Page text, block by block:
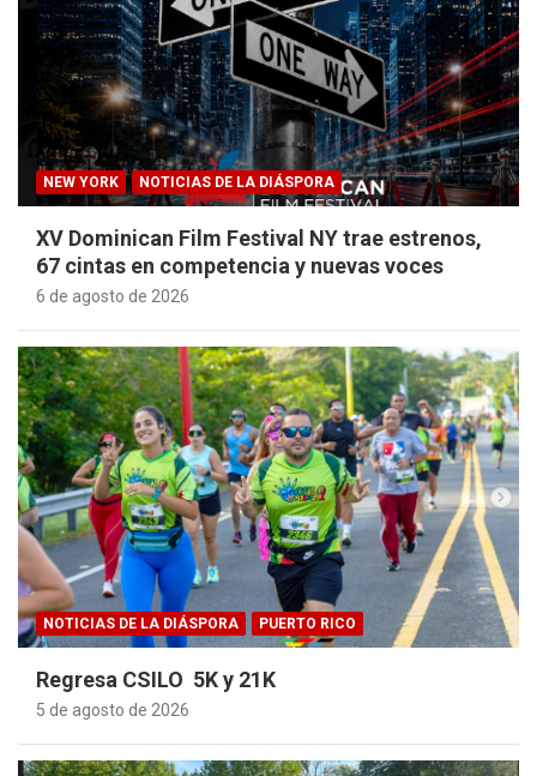
NEW YORK NOTICIAS DE LA DIÁSPORA
XV Dominican Film Festival NY trae estrenos,
67 cintas en competencia y nuevas voces
6 de agosto de 2026
NOTICIAS DE LA DIÁSPORA PUERTO RICO
Regresa CSILO 5K y 21K
5 de agosto de 2026